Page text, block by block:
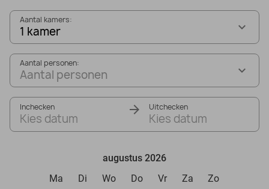
Aantal kamers:
1 kamer
Aantal personen:
Aantal personen
Inchecken
Kies datum
Uitchecken
Kies datum
augustus 2026
Ma
Di Wo Do Vr Za Zo